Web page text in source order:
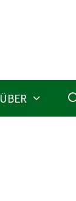
ÜBER